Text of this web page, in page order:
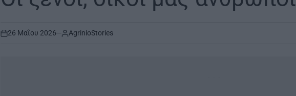
on
26 Μαΐου 2026 AgrinioStories